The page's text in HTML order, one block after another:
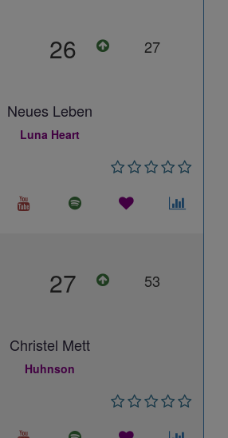
26 27
Neues Leben
Luna Heart
27 53
Christel Mett
Huhnson